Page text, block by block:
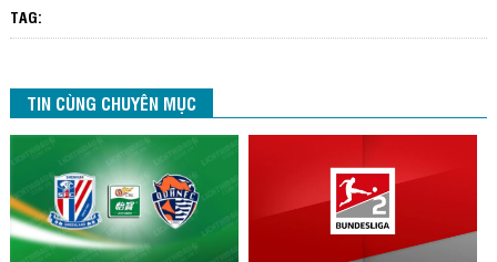
TAG:
TIN CÙNG CHUYÊN MỤC